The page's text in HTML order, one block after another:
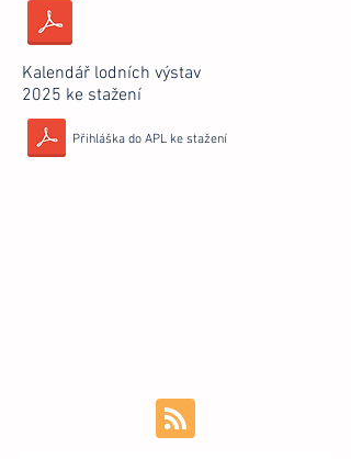
Kalendář lodních výstav
2025 ke stažení
Přihláška do APL ke stažení